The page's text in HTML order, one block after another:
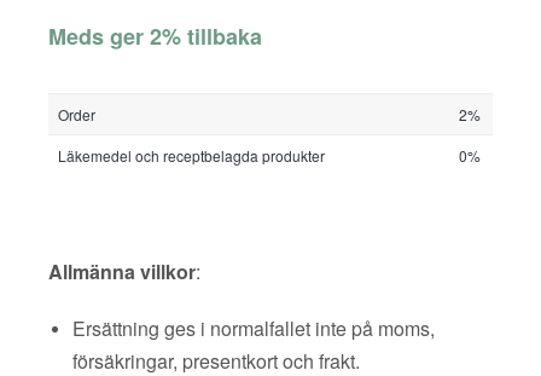
Meds ger 2% tillbaka
Order
2%
Läkemedel och receptbelagda produkter
0%
Allmänna villkor:
Ersättning ges i normalfallet inte på moms,
försäkringar, presentkort och frakt.